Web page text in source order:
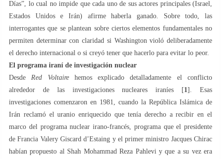
Días”, lo cual no impide que cada uno de sus actores principales (Israel,
Estados Unidos e Irán) afirme haberla ganado. Sobre todo, las
interrogantes que se plantean sobre ciertos elementos fundamentales no
permiten determinar con claridad si Washington violó deliberadamente
el derecho internacional o si creyó tener que hacerlo para evitar lo peor.
El programa iraní de investigación nuclear
Desde Red Voltairehemos explicado detalladamente el conflicto
alrededor de las investigaciones nucleares iraníes [1]. Esas
investigaciones comenzaron en 1981, cuando la República Islámica de
Irán reclamó el uranio enriquecido que tenía derecho a recibir en el
marco del programa nuclear irano-francés, programa que el presidente
de Francia Valery Giscard d’Estaing y el primer ministro Jacques Chirac
habían propuesto al Shah Mohammad Reza Pahlevi y que a su vez era